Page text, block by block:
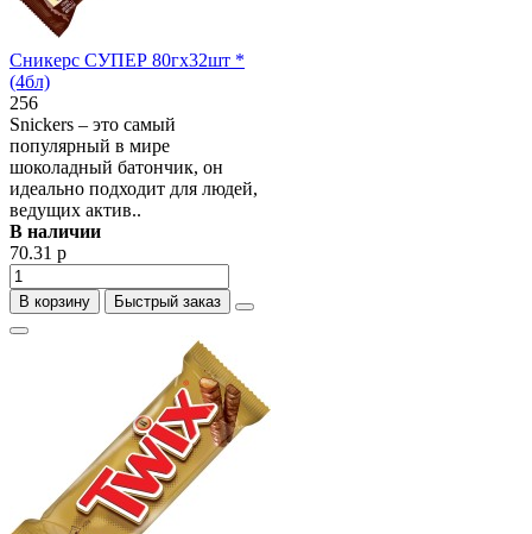
Сникерс СУПЕР 80гх32шт *
(4бл)
256
Snickers – это самый
популярный в мире
шоколадный батончик, он
идеально подходит для людей,
ведущих актив..
В наличии
70.31 р
В корзину Быстрый заказ